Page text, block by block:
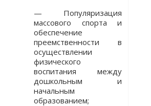
— Популяризация
массового спорта и
обеспечение
преемственности в
осуществлении
физического
воспитания между
дошкольным и
начальным
образованием;